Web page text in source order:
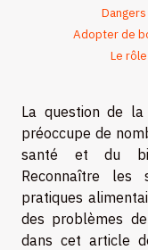
Adopter de
Le
La question de
préoccupe de
santé et du
Reconnaître les
pratiques
des problèmes
dans cet article